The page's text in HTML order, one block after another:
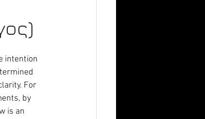
intention
For
by
is an